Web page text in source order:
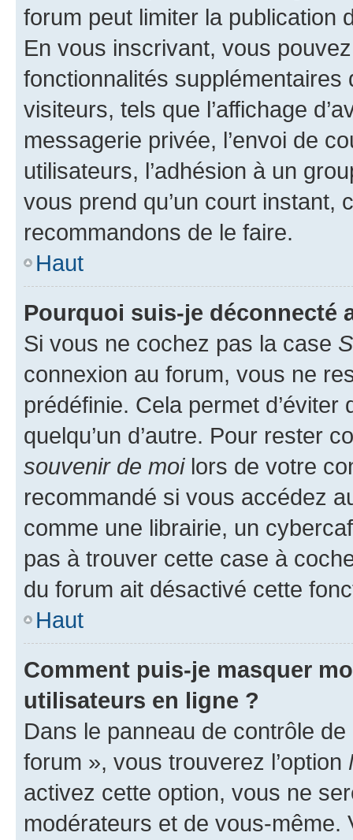
forum peut limiter la publication
En vous inscrivant, vous
fonctionnalités
visiteurs, tels que l’affichage
messagerie privée, l’envoi de
utilisateurs, l’adhésion à un
vous prend qu’un court instant,
recommandons de le faire.
Haut
Pourquoi suis-je déconnecté
Si vous ne cochez pas la case
connexion au forum, vous ne
prédéfinie. Cela permet
quelqu’un d’autre. Pour rester
souvenir de moilors de votre
recommandé si vous accédez
comme une librairie, un
pas à trouver cette case à
du forum ait désactivé cette
Haut
Comment puis-je masquer
utilisateurs en ligne ?
Dans le panneau de contrôle
forum », vous trouverez l’option
activez cette option, vous ne
modérateurs et de vous-